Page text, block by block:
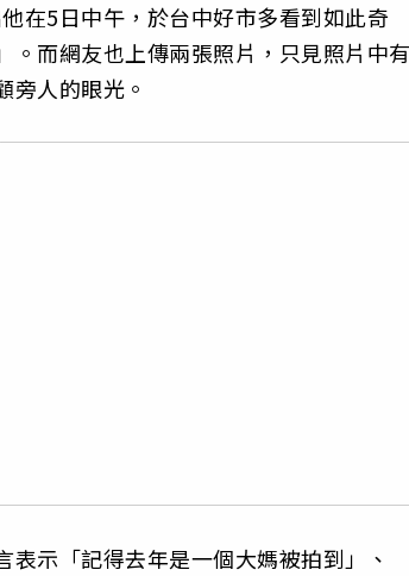
在5日中午，於台中好市多看到如此奇
。而網友也上傳兩張照片，只見照片中
旁人的眼光。
示「記得去年是一個大媽被拍到」、